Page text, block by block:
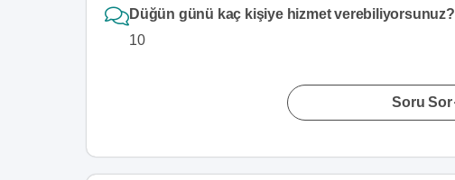
Düğün günü kaç kişiye hizmet verebiliyorsunuz?
10
Soru Sor